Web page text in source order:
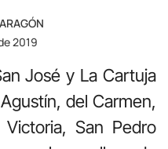
2019
José y La Cartuja
del Carmen,
San Pedro